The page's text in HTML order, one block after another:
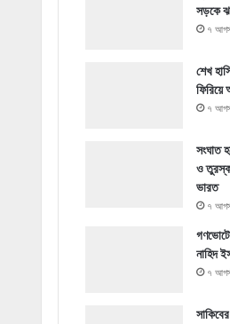
সড়কে
৭
শেখ
ফিরিয়ে
৭
সংঘাত
ও তুরস্ক
ভারত
৭
নাহিদ
৭